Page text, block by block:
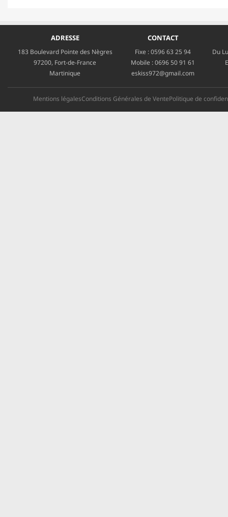
ADRESSE
183 Boulevard Pointe des Nègres
97200, Fort-de-France
Martinique
CONTACT
Fixe :0596 63 25 94
Mobile :0696 50 91 61
eskiss972@gmail.com
Du
Mentions légalesConditions Générales de VentePolitique de